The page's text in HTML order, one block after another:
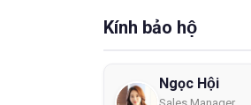
Kính bảo hộ
Ngọc Hội